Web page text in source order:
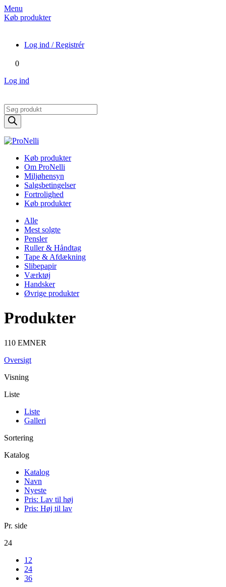
Menu
Køb produkter
Log ind / Registrér
0
Log ind
Products
search
Køb produkter
Om ProNelli
Miljøhensyn
Salgsbetingelser
Fortrolighed
Køb produkter
Alle
Mest solgte
Pensler
Ruller & Håndtag
Tape & Afdækning
Slibepapir
Værktøj
Handsker
Øvrige produkter
Produkter
110 EMNER
Oversigt
Visning
Liste
Liste
Galleri
Sortering
Katalog
Katalog
Navn
Nyeste
Pris: Lav til høj
Pris: Høj til lav
Pr. side
24
12
24
36